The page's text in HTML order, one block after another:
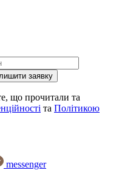
заявку
що прочитали та
та Політикою
messenger